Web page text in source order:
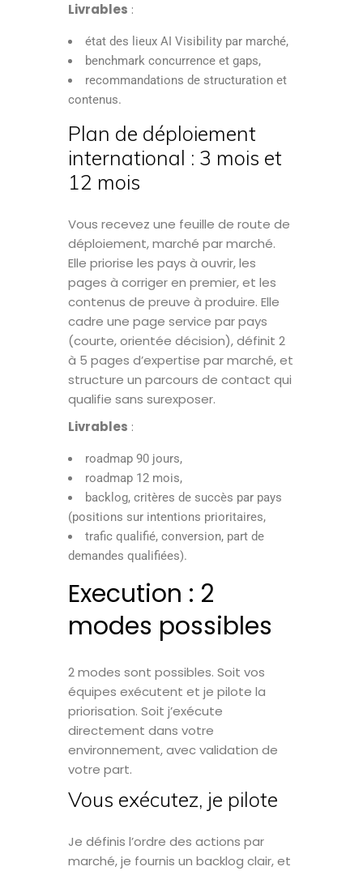
Livrables :
état des lieux AI Visibility par marché,
benchmark concurrence et gaps,
recommandations de structuration et
contenus.
Plan de déploiement
international : 3 mois et
12 mois
Vous recevez une feuille de route de
déploiement, marché par marché.
Elle priorise les pays à ouvrir, les
pages à corriger en premier, et les
contenus de preuve à produire. Elle
cadre une page service par pays
(courte, orientée décision), définit 2
à 5 pages d’expertise par marché, et
structure un parcours de contact qui
qualifie sans surexposer.
Livrables :
roadmap 90 jours,
roadmap 12 mois,
backlog, critères de succès par pays
(positions sur intentions prioritaires,
trafic qualifié, conversion, part de
demandes qualifiées).
Execution : 2
modes possibles
2 modes sont possibles. Soit vos
équipes exécutent et je pilote la
priorisation. Soit j’exécute
directement dans votre
environnement, avec validation de
votre part.
Vous exécutez, je pilote
Je définis l’ordre des actions par
marché, je fournis un backlog clair, et